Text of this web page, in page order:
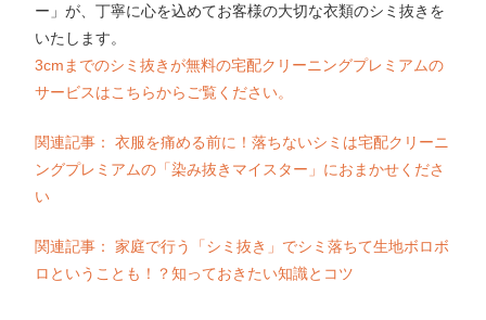
ー」が、丁寧に心を込めてお客様の大切な衣類のシミ抜きを
いたします。
3cmまでのシミ抜きが無料の宅配クリーニングプレミアムの
サービスはこちらからご覧ください。
関連記事： 衣服を痛める前に！落ちないシミは宅配クリーニ
ングプレミアムの「染み抜きマイスター」におまかせくださ
い
関連記事： 家庭で行う「シミ抜き」でシミ落ちて生地ボロボ
ロということも！？知っておきたい知識とコツ